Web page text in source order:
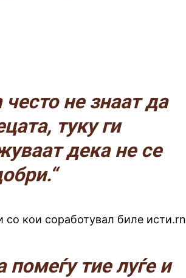
не знаат да
туку ги
дека не се
со кои соработувал биле исти.rn
помеѓу тие луѓе и